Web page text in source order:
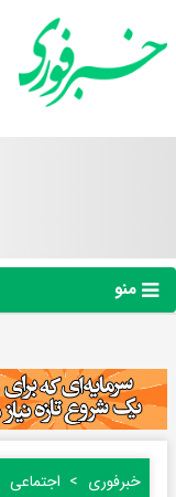
منو
خبرفوری اجتماعی